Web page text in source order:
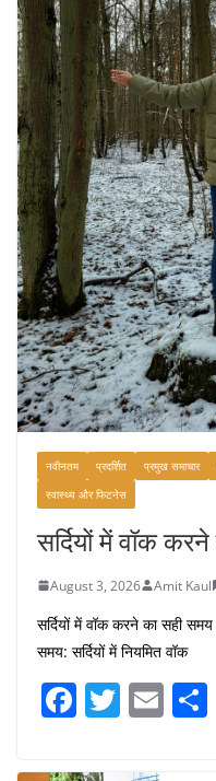
नवीनतम प्रदर्शित प्रमुख समाचार
स्वास्थ्य और फिटनेस
सर्दियों में वॉक
August 3, 2026 Amit Kaul
सर्दियों में वॉक करने का सही
समय: सर्दियों में नियमित वॉक
F
a
c
T
w
itt
E
m